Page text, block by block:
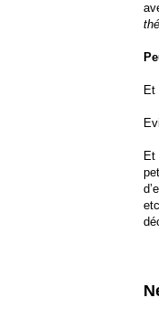
Et
Et